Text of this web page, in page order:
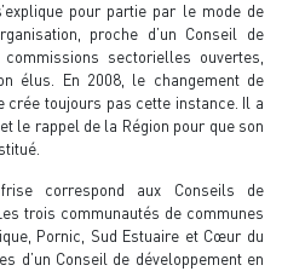
pour partie par le mode de
proche d’un Conseil de
sectorielles ouvertes,
élus. En 2008, le changement de
crée toujours pas cette instance. Il a
le rappel de la Région pour que son
correspond aux Conseils de
trois communautés de communes
Pornic, Sud Estuaire et Cœur du
d’un Conseil de développement en